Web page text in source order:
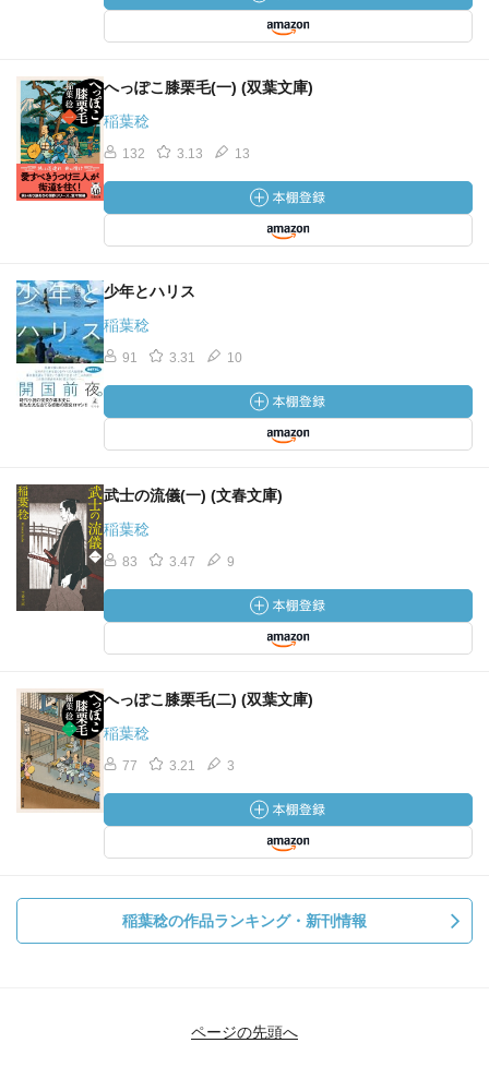
へっぽこ膝栗毛(一) (双葉文庫)
稲葉稔
132 3.13 13
少年とハリス
稲葉稔
91 3.31 10
武士の流儀(一) (文春文庫)
稲葉稔
83 3.47 9
へっぽこ膝栗毛(二) (双葉文庫)
稲葉稔
77 3.21 3
稲葉稔の作品ランキング・新刊情報
ページの先頭へ